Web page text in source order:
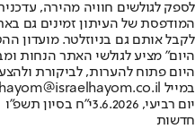
לספק לגולשים חוויה מהירה,
המודפסת של העיתון זמינים גם
לקבל אותם גם בניוזלטר. מועדון
היום" מציע לגולשי האתר הנחות
היום פתוח להערות, לביקורת
במייל hayom@israelhayom.co.il.
יום רביעי, 3.6.2026
י"ח בסיון תשפ"ו
חדשות